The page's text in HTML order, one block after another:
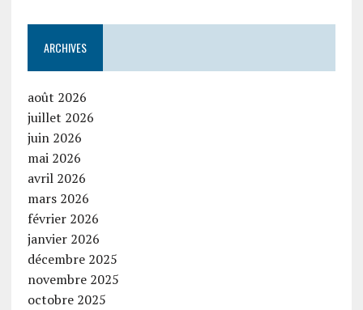
ARCHIVES
août 2026
juillet 2026
juin 2026
mai 2026
avril 2026
mars 2026
février 2026
janvier 2026
décembre 2025
novembre 2025
octobre 2025